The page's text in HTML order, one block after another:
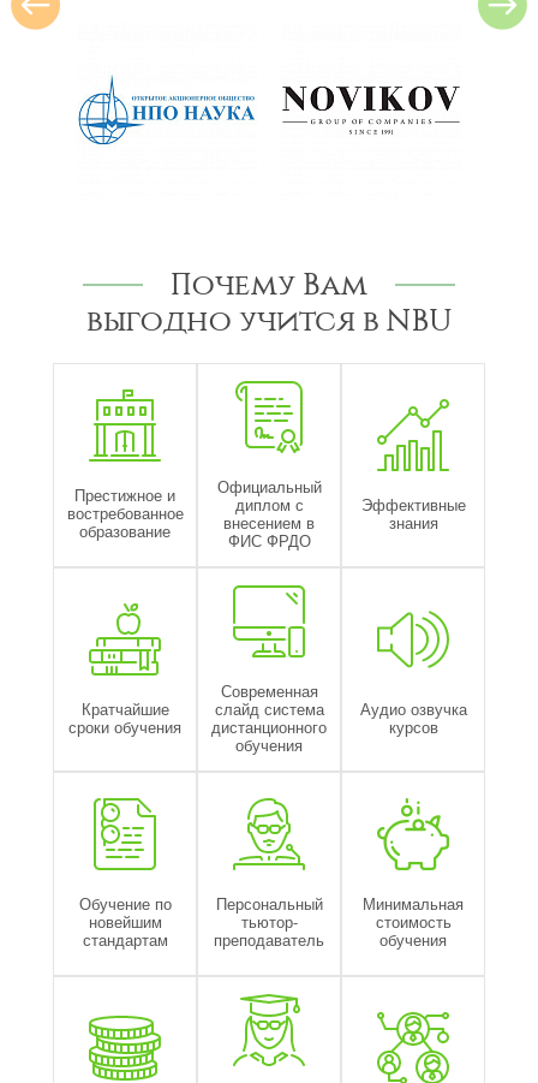
Почему Вам
выгодно учится в NBU
Престижное и
востребованное
образование
Официальный
диплом с
внесением в
ФИС ФРДО
Эффективные
знания
Кратчайшие
сроки обучения
Современная
слайд система
дистанционного
обучения
Аудио озвучка
курсов
Обучение по
новейшим
стандартам
Персональный
тьютор-
преподаватель
Минимальная
стоимость
обучения